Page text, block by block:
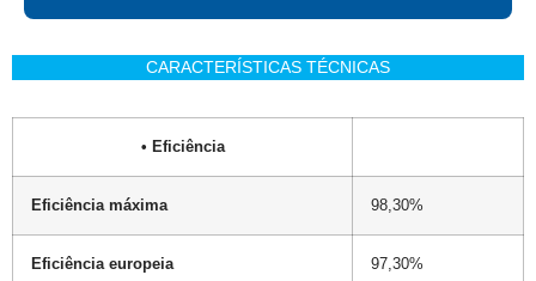
CARACTERÍSTICAS TÉCNICAS
• Eficiência
Eficiência máxima 98,30%
Eficiência europeia 97,30%